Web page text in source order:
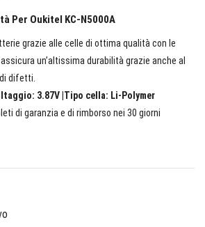
Per Oukitel KC-N5000A
grazie alle celle di ottima qualità con le
un’altissima durabilità grazie anche al
difetti.
3.87V |Tipo cella: Li-Polymer
di garanzia e di rimborso nei 30 giorni